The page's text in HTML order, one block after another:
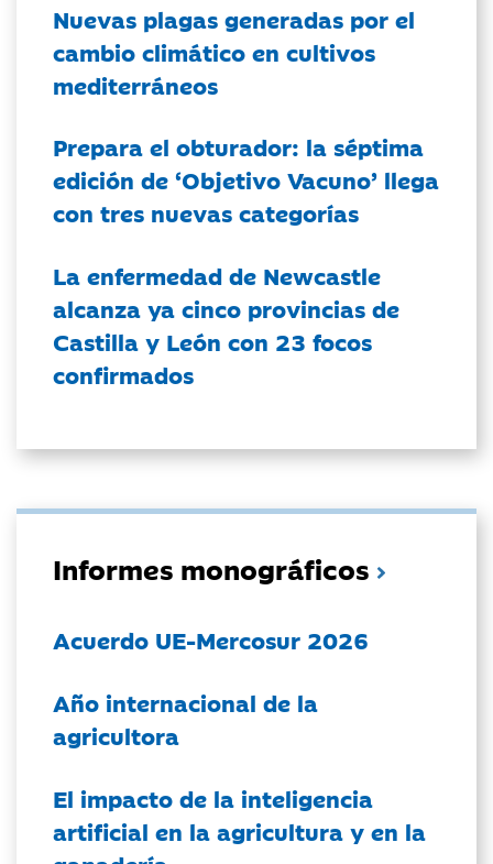
Nuevas plagas generadas por el
cambio climático en cultivos
mediterráneos
Prepara el obturador: la séptima
edición de ‘Objetivo Vacuno’ llega
con tres nuevas categorías
La enfermedad de Newcastle
alcanza ya cinco provincias de
Castilla y León con 23 focos
confirmados
Informes monográficos
Acuerdo UE-Mercosur 2026
Año internacional de la
agricultora
El impacto de la inteligencia
artificial en la agricultura y en la